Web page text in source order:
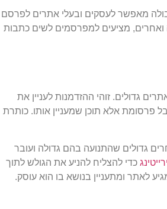
מאפשר לעסקים ובעלי אתרים לפרסם
ואחרים, מציעים למפרסמים לשים כתבות
גדולים. זוהי ההזדמנות לעניין את
אלא תוכן שמעניין אותו. כותרת
גדולים שהתנועה בהם גדולה ועובר
כדי להצליח להניע את הגולש לתוך
לאתר ומתעניין בנושא בו הוא עוסק.